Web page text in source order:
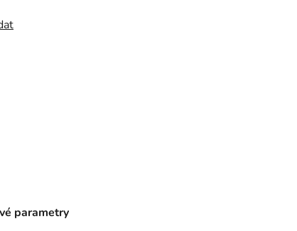
parametry